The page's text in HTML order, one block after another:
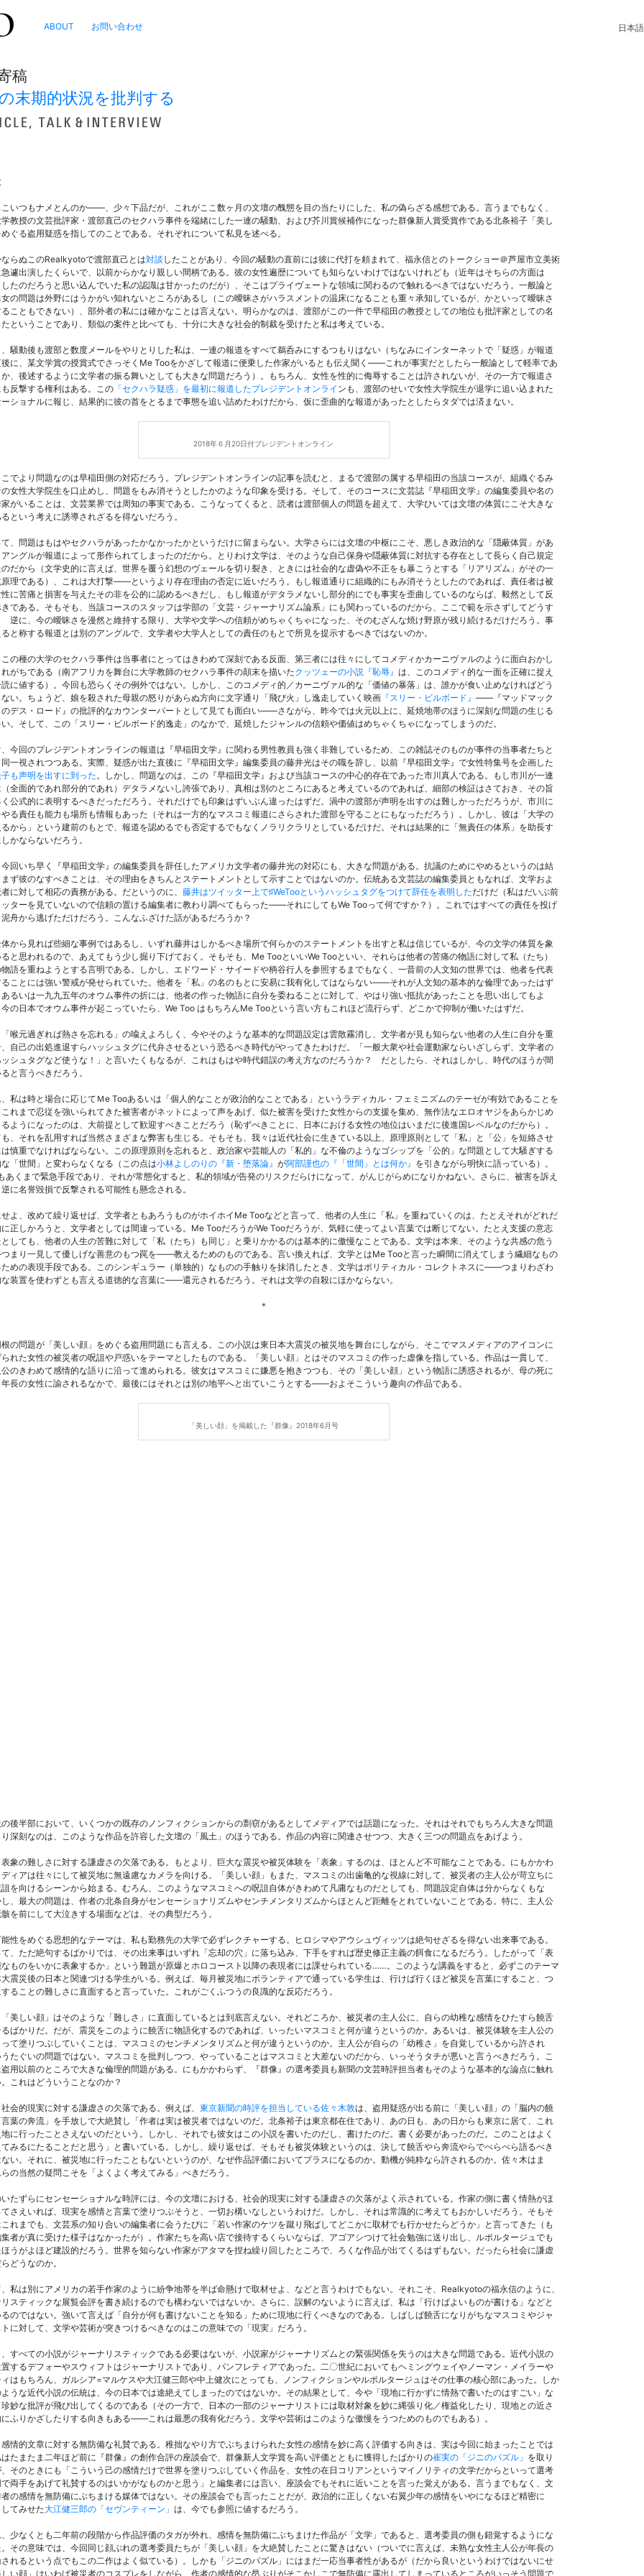
日本語
ABOUT お問い合わせ
稿
末期的状況を批判する
こいつもナメとんのか――、少々下品だが、これがここ数ヶ月の文壇の醜態を目の当たりにした、私の偽らざる感想である。言うまでもなく、
教授の文芸批評家・渡部直己のセクハラ事件を端緒にした一連の騒動、および芥川賞候補作になった群像新人賞受賞作である北条裕子「美し
ぐる盗用疑惑を指してのことである。それぞれについて私見を述べる。
らぬこのRealkyotoで渡部直己とは対談 したことがあり、今回の騒動の直前には彼に代打を頼まれて、福永信とのトークショー＠芦屋市立美術
遽出演したくらいで、以前からかなり親しい間柄である。彼の女性遍歴についても知らないわけではないけれども（近年はそちらの方面は
したのだろうと思い込んでいた私の認識は甘かったのだが）、そこはプライヴェートな領域に関わるので触れるべきではないだろう。一般論と
女の問題は外野にはうかがい知れないところがあるし（この曖昧さがハラスメントの温床になることも重々承知しているが、かといって曖昧さ
こともできない）、部外者の私には確かなことは言えない。明らかなのは、渡部がこの一件で早稲田の教授としての地位も批評家としての名
ということであり、類似の案件と比べても、十分に大きな社会的制裁を受けたと私は考えている。
、騒動後も渡部と数度メールをやりとりした私は、一連の報道をすべて鵜呑みにするつもりはない（ちなみにインターネットで「疑惑」が報道
後に、某文学賞の授賞式でさっそくMe Tooをかざして報道に便乗した作家がいるとも伝え聞く――これが事実だとしたら一般論として軽率であ
、後述するように文学者の振る舞いとしても大きな問題だろう）。もちろん、女性を性的に侮辱することは許されないが、その一方で報道さ
反撃する権利はある。この 「セクハラ疑惑」を最初に報道したプレジデントオンライ ンも、渡部のせいで女性大学院生が退学に追い込まれた
ーショナルに報じ、結果的に彼の首をとるまで事態を追い詰めたわけだから、仮に歪曲的な報道があったとしたらタダでは済まない。
2018年６月20日付プレジデントオンライン
でより問題なのは早稲田側の対応だろう。プレジデントオンラインの記事を読むと、まるで渡部の属する早稲田の当該コースが、組織ぐるみ
女性大学院生を口止めし、問題をもみ消そうとしたかのような印象を受ける。そして、そのコースに文芸誌『早稲田文学』の編集委員や名の
がいることは、文芸業界では周知の事実である。こうなってくると、読者は渡部個人の問題を超えて、大学ひいては文壇の体質にこそ大きな
という考えに誘導されざるを得ないだろう。
て、問題はもはやセクハラがあったかなかったかというだけに留まらない。大学さらには文壇の中枢にこそ、悪しき政治的な「隠蔽体質」があ
ングルが報道によって形作られてしまったのだから。とりわけ文学は、そのような自己保身や隠蔽体質に対抗する存在として長らく自己規定
のだから（文学史的に言えば、世界を覆う幻想のヴェールを切り裂き、ときには社会的な虚偽や不正をも暴こうとする「リアリズム」がその一
理である）、これは大打撃――というより存在理由の否定に近いだろう。もし報道通りに組織的にもみ消そうとしたのであれば、責任者は被
に苦痛と損害を与えたその非を公的に認めるべきだし、もし報道がデタラメないし部分的にでも事実を歪曲しているのならば、毅然として反
である。そもそも、当該コースのスタッフは学部の「文芸・ジャーナリズム論系」にも関わっているのだから、ここで範を示さずしてどうす
逆に、今の曖昧さを漫然と維持する限り、大学や文学への信頼がめちゃくちゃになった、そのむざんな焼け野原が残り続けるだけだろう。事
と称する報道とは別のアングルで、文学者や大学人としての責任のもとで所見を提示するべきではないのか。
の種の大学のセクハラ事件は当事者にとってはきわめて深刻である反面、第三者には往々にしてコメディかカーニヴァルのように面白おかし
れがちである（南アフリカを舞台に大学教師のセクハラ事件の顛末を描いたクッツェーの小説『恥辱』 は、このコメディ的な一面を正確に捉え
に値する）。今回も恐らくその例外ではない。しかし、このコメディ的／カーニヴァル的な「価値の暴落」は、誰かが食い止めなければどう
ない。ちょうど、娘を殺された母親の怒りがあらぬ方向に文字通り「飛び火」し逸走していく映画 『スリー・ビルボード』 ――『マッドマック
デス・ロード』の批評的なカウンターパートとして見ても面白い――さながら、昨今では火元以上に、延焼地帯のほうに深刻な問題の生じる
。そして、この「スリー・ビルボード的逸走」のなかで、延焼したジャンルの信頼や価値はめちゃくちゃになってしまうのだ。
、今回のプレジデントオンラインの報道は『早稲田文学』に関わる男性教員も強く非難しているため、この雑誌そのものが事件の当事者たちと
一視されつつある。実際、疑惑が出た直後に『早稲田文学』編集委員の藤井光はその職を辞し、以前『早稲田文学』で女性特集号を企画した
子も声明を出すに到った。しかし、問題なのは、この『早稲田文学』および当該コースの中心的存在であった市川真人である。もし市川が一連
全面的であれ部分的であれ）デタラメないし誇張であり、真相は別のところにあると考えているのであれば、細部の検証はさておき、その旨
公式的に表明するべきだっただろう。それだけでも印象はずいぶん違ったはずだ。渦中の渡部が声明を出すのは難しかっただろうが、市川に
る責任も能力も場所も情報もあった（それは一方的なマスコミ報道にさらされた渡部を守ることにもなっただろう）。しかし、彼は「大学の
から」という建前のもとで、報道を認めるでも否定するでもなくノラリクラリとしているだけだ。それは結果的に「無責任の体系」を助長す
かならないだろう。
回いち早く『早稲田文学』の編集委員を辞任したアメリカ文学者の藤井光の対応にも、大きな問題がある。抗議のためにやめるというのは結
ず彼のなすべきことは、その理由をきちんとステートメントとして示すことではないのか。伝統ある文芸誌の編集委員ともなれば、文学およ
に対して相応の責務がある。だというのに、 藤井はツイッター上で♯WeTooというハッシュタグをつけて辞任を表明しただけだ（私はだいぶ前
ターを見ていないので信頼の置ける編集者に教わり調べてもらった――それにしてもWe Tooって何ですか？）。これではすべての責任を投げ
舟から逃げただけだろう。こんなふざけた話があるだろうか？
から見れば些細な事例ではあるし、いずれ藤井はしかるべき場所で何らかのステートメントを出すと私は信じているが、今の文学の体質を象
と思われるので、あえてもう少し掘り下げておく。そもそも、Me TooといいWe Tooといい、それらは他者の苦痛の物語に対して私（たち）
語を重ねようとする言明である。しかし、エドワード・サイードや柄谷行人を参照するまでもなく、一昔前の人文知の世界では、他者を代表
ることには強い警戒が発せられていた。他者を「私」の名のもとに安易に我有化してはならない――それが人文知の基本的な倫理であったはず
るいは一九九五年のオウム事件の折には、他者の作った物語に自分を委ねることに対して、やはり強い抵抗があったことを思い出してもよ
の日本でオウム事件が起こっていたら、We Too はもちろんMe Tooという言い方もこれほど流行らず、どこかで抑制が働いたはずだ。
「喉元過ぎれば熱さを忘れる」の喩えよろしく、今やそのような基本的な問題設定は雲散霧消し、文学者が見も知らない他者の人生に自分を重
自己の出処進退すらハッシュタグに代弁させるという恐るべき時代がやってきたわけだ。「一般大衆や社会運動家ならいざしらず、文学者の
ッシュタグなど使うな！」と言いたくもなるが、これはもはや時代錯誤の考え方なのだろうか？ だとしたら、それはしかし、時代のほうが間
と言うべきだろう。
、私は時と場合に応じてＭe Tooあるいは「個人的なことが政治的なことである」というラディカル・フェミニズムのテーゼが有効であることを
れまで忍従を強いられてきた被害者がネットによって声をあげ、似た被害を受けた女性からの支援を集め、無作法なエロオヤジをあらかじめ
ようになったのは、大前提として歓迎すべきことだろう（恥ずべきことに、日本における女性の地位はいまだに後進国レベルなのだから）。
、それを乱用すれば当然さまざまな弊害も生じる。そもそも、我々は近代社会に生きている以上、原理原則として「私」と「公」を短絡させ
慎重でなければならない。この原理原則を忘れると、政治家や芸能人の「私的」な不倫のようなゴシップを「公的」な問題として大騒ぎする
「世間」と変わらなくなる（この点は小林よしのりの『新・堕落論』 が阿部謹也の『「世間」とは何か』 を引きながら明快に語っている）。
あくまで緊急手段であり、それが常態化すると、私的領域が告発のリスクだらけになって、がんじがらめになりかねない。さらに、被害を訴え
に名誉毀損で反撃される可能性も懸念される。
よ、改めて繰り返せば、文学者ともあろうものがホイホイMe Tooなどと言って、他者の人生に「私」を重ねていくのは、たとえそれがどれだ
正しかろうと、文学者としては間違っている。Me TooだろうがWe Tooだろうが、気軽に使ってよい言葉では断じてない。たとえ支援の意志
しても、他者の人生の苦難に対して「私（たち）も同じ」と乗りかかるのは基本的に傲慢なことである。文学は本来、そのような共感の危う
まり一見して優しげな善意のもつ罠を――教えるためのものである。言い換えれば、文学とはMe Tooと言った瞬間に消えてしまう繊細なもの
ための表現手段である。このシンギュラー（単独的）なものの手触りを抹消したとき、文学はポリティカル・コレクトネスに――つまりわざわ
装置を使わずとも言える道徳的な言葉に――還元されるだろう。それは文学の自殺にほかならない。
＊
の問題が「美しい顔」をめぐる盗用問題にも言える。この小説は東日本大震災の被災地を舞台にしながら、そこでマスメディアのアイコンに
れた女性の被災者の呪詛や戸惑いをテーマとしたものである。「美しい顔」とはそのマスコミの作った虚像を指している。作品は一貫して、
のきわめて感情的な語りに沿って進められる。彼女はマスコミに嫌悪を抱きつつも、その「美しい顔」という物語に誘惑されるが、母の死に
長の女性に諭されるなかで、最後にはそれとは別の地平へと出ていこうとする――およそこういう趣向の作品である。
「美しい顔」を掲載した『群像』2018年6月号
後半部において、いくつかの既存のノンフィクションからの剽窃があるとしてメディアでは話題になった。それはそれでもちろん大きな問題
深刻なのは、このような作品を許容した文壇の「風土」のほうである。作品の内容に関連させつつ、大きく三つの問題点をあげよう。
象の難しさに対する謙虚さの欠落である。もとより、巨大な震災や被災体験を「表象」するのは、ほとんど不可能なことである。にもかかわ
ディアは往々にして被災地に無遠慮なカメラを向ける。「美しい顔」もまた、マスコミの出歯亀的な視線に対して、被災者の主人公が苛立ちに
を向けるシーンから始まる。むろん、このようなマスコミへの呪詛自体がきわめて凡庸なものだとしても、問題設定自体は分からなくもな
、最大の問題は、作者の北条自身がセンセーショナリズムやセンチメンタリズムからほとんど距離をとれていないことである。特に、主人公
を前にして大泣きする場面などは、その典型だろう。
性をめぐる思想的なテーマは、私も勤務先の大学で必ずレクチャーする。ヒロシマやアウシュヴィッツは絶句せざるを得ない出来事である。
、ただ絶句するばかりでは、その出来事はいずれ「忘却の穴」に落ち込み、下手をすれば歴史修正主義の餌食になるだろう。したがって「表
ものをいかに表象するか」という難題が原爆とホロコースト以降の表現者には課せられている……。このような講義をすると、必ずこのテーマ
震災後の日本と関連づける学生がいる。例えば、毎月被災地にボランティアで通っている学生は、行けば行くほど被災を言葉にすること、つ
ることの難しさに直面すると言っていた。これがごくふつうの良識的な反応だろう。
「美しい顔」はそのような「難しさ」に直面しているとは到底言えない。それどころか、被災者の主人公に、自らの幼稚な感情をひたすら饒舌
ばかりだ。だが、震災をこのように饒舌に物語化するのであれば、いったいマスコミと何が違うというのか。あるいは、被災体験を主人公の
て塗りつぶしていくことは、マスコミのセンチメンタリズムと何が違うというのか。主人公が自らの「幼稚さ」を自覚しているから許され
たぐいの問題ではない。マスコミを批判しつつ、やっていることはマスコミと大差ないのだから、いっそうタチが悪いと言うべきだろう。こ
用以前のところで大きな倫理的問題がある。にもかかわらず、『群像』の選考委員も新聞の文芸時評担当者もそのような基本的な論点に触れ
これはどういうことなのか？
会的現実に対する謙虚さの欠落である。例えば、 東京新聞の時評を担当している佐々木敦は、盗用疑惑が出る前に「美しい顔」の「脳内の饒
葉の奔流」を手放しで大絶賛し「作者は実は被災者ではないのだ。北条裕子は東京都在住であり、あの日も、あの日からも東京に居て、これ
地に行ったことさえないのだという。しかし、それでも彼女はこの小説を書いたのだし、書けたのだ。書く必要があったのだ。このことはよく
みるにたることだと思う」と書いている。しかし、繰り返せば、そもそも被災体験というのは、決して饒舌やら奔流やらでべらべら語るべき
い。それに、被災地に行ったこともないというのが、なぜ作品評価においてプラスになるのか。動機が純粋なら許されるのか。佐々木はま
の当然の疑問こそを「よくよく考えてみる」べきだろう。
たずらにセンセーショナルな時評には、今の文壇における、社会的現実に対する謙虚さの欠落がよく示されている。作家の側に書く情熱がほ
てさえいれば、現実を感情と言葉で塗りつぶそうと、一切お構いなしというわけだ。しかし、それは常識的に考えてもおかしいだろう。そもそ
これまでも、文芸系の知り合いの編集者に会うたびに「若い作家のケツを蹴り飛ばしてどこかに取材でも行かせたらどうか」と言ってきた（も
者が真に受けた様子はなかったが）。作家たちを高い店で接待するくらいならば、アゴアシつけて社会勉強に送り出し、ルポルタージュでも
うがよほど建設的だろう。世界を知らない作家がアタマを捏ね繰り回したところで、ろくな作品が出てくるはずもない。だったら社会に謙虚
どうなのか。
、私は別にアメリカの若手作家のように紛争地帯を半ば命懸けで取材せよ、などと言うわけでもない。それこそ、Realkyotoの福永信のように、
スティックな展覧会評を書き続けるのでも構わないではないか。さらに、誤解のないように言えば、私は「行けばよいものが書ける」などと
のではない。強いて言えば「自分が何も書けないことを知る」ために現地に行くべきなのである。しばしば饒舌になりがちなマスコミやジャ
に対して、文学や芸術が突きつけるべきなのはこの意味での「現実」だろう。
、すべての小説がジャーナリスティックである必要はないが、小説家がジャーナリズムとの緊張関係を失うのは大きな問題である。近代小説の
するデフォーやスウィフトはジャーナリストであり、パンフレティアであった。二〇世紀においてもヘミングウェイやノーマン・メイラーや
はもちろん、ガルシア=マルケスや大江健三郎や中上健次にとっても、ノンフィクションやルポルタージュはその仕事の核心部にあった。しか
ような近代小説の伝統は、今の日本では途絶えてしまったのではないか。その結果として、今や「現地に行かずに情熱で書いたのはすごい」な
珍妙な批評が飛び出してくるのである（その一方で、日本の一部のジャーナリストには取材対象を妙に縄張り化／権益化したり、現地との近さ
ふりかざしたりする向きもある――これは最悪の我有化だろう。文学や芸術はこのような傲慢をうつためのものでもある）。
情的文章に対する無防備な礼賛である。稚拙なやり方でぶちまけられた女性の感情を妙に高く評価する向きは、実は今回に始まったことでは
たまたま二年ほど前に『群像』の創作合評の座談会で、群像新人文学賞を高い評価とともに獲得したばかりの崔実の「ジニのパズル」 を取り
そのときにも「こういう己の感情だけで世界を塗りつぶしていく作品を、女性の在日コリアンというマイノリティの文学だからといって選考
両手をあげて礼賛するのはいかがなものかと思う」と編集者には言い、座談会でもそれに近いことを言った覚えがある。言うまでもなく、文
の感情を無防備にぶちまける媒体ではない。その座談会でも言ったことだが、政治的に正しくない右翼少年の感情をいやになるほど精密に
してみせた大江健三郎の「セヴンティーン」 は、今でも参照に値するだろう。
、少なくとも二年前の段階から作品評価のタガが外れ、感情を無防備にぶちまけた作品が「文学」であると、選考委員の側も錯覚するようにな
その意味では、今回同じ顔ぶれの選考委員たちが「美しい顔」を大絶賛したことに驚きはない（ついでに言えば、未熟な女性主人公が年長の
れるという点でもこの二作はよく似ている）。しかも「ジニのパズル」にはまだ一応当事者性があるが（だから良いというわけではないにせ
しい顔」はいわば被災者のコスプレをしながら、作者の感情的な昂ぶりがそこかしこで無防備に露出してしまっているところがいっそう問題で